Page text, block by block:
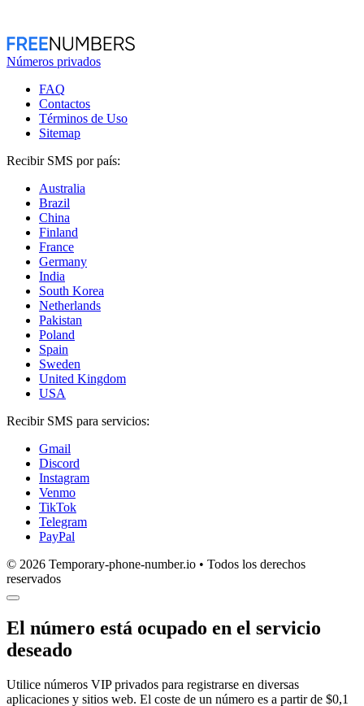
Números privados
FAQ
Contactos
Términos de Uso
Sitemap
Recibir SMS por país:
Australia
Brazil
China
Finland
France
Germany
India
South Korea
Netherlands
Pakistan
Poland
Spain
Sweden
United Kingdom
USA
Recibir SMS para servicios:
Gmail
Discord
Instagram
Venmo
TikTok
Telegram
PayPal
© 2026 Temporary-phone-number.io • Todos los derechos
reservados
El número está ocupado en el servicio
deseado
Utilice números VIP privados para registrarse en diversas
aplicaciones y sitios web. El coste de un número es a partir de $0,1